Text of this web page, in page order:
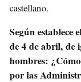
castellano.
Según establece
de 4 de abril, de
hombres:
por las